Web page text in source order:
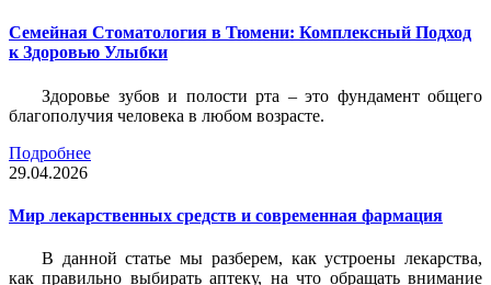
Семейная Стоматология в Тюмени: Комплексный Подход
к Здоровью Улыбки
Здоровье зубов и полости рта – это фундамент общего
благополучия человека в любом возрасте.
Подробнее
29.04.2026
Мир лекарственных средств и современная фармация
В данной статье мы разберем, как устроены лекарства,
как правильно выбирать аптеку, на что обращать внимание